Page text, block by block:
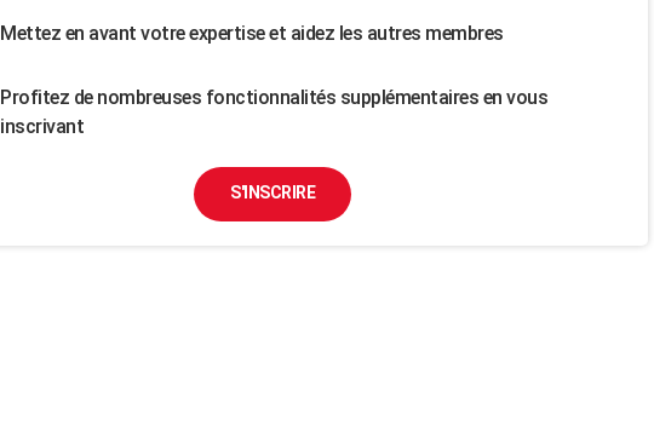
Mettez en avant votre expertise et aidez les autres membres
Profitez de nombreuses fonctionnalités supplémentaires en vous
inscrivant
S'INSCRIRE